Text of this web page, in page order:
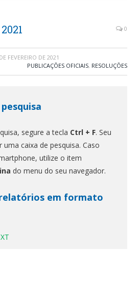
0
FEVEREIRO DE 2021
PUBLICAÇÕES OFICIAIS, RESOLUÇÕES
segure a tecla Ctrl + F. Seu
uma caixa de pesquisa. Caso
utilize o item
do menu do seu navegador.
em formato